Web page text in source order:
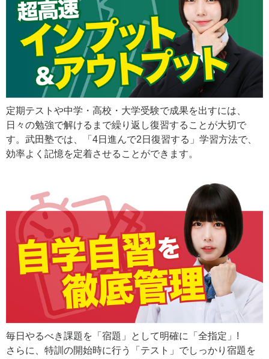
定期テストや中学・高校・大学受験で成果を出すには、
日々の勉強で解けるまで繰り返し復習することが大切で
す。武田塾では、「4日進んで2日復習する」学習方法で、
効率よく記憶を定着させることができます。
毎日やるべき課題を「宿題」として明確に「全指定」!
さらに、特訓の開始時に行う「テスト」でしっかり宿題を